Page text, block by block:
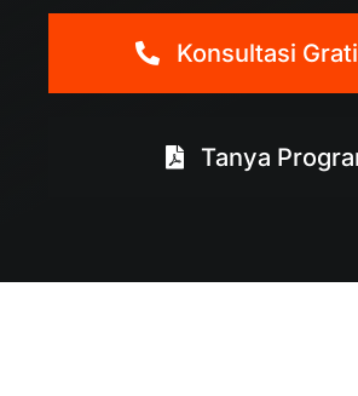
Konsultasi
Tanya